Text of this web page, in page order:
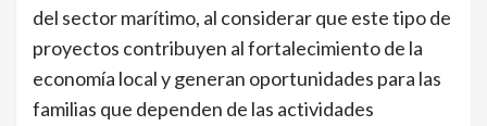
del sector marítimo, al considerar que este tipo de
proyectos contribuyen al fortalecimiento de la
economía local y generan oportunidades para las
familias que dependen de las actividades